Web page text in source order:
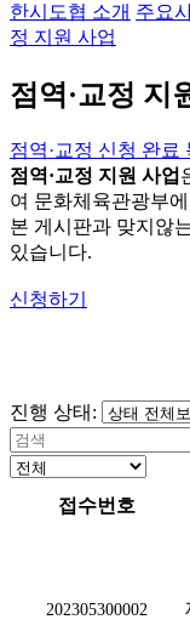
한시도협 소개 주요
정 지원 사업
점역·교정 지
점역·교정 신청 완료
점역·교정 지원 사업
여 문화체육관광부
본 게시판과 맞지않
있습니다.
신청하기
진행 상태:
접수번호
202305300002